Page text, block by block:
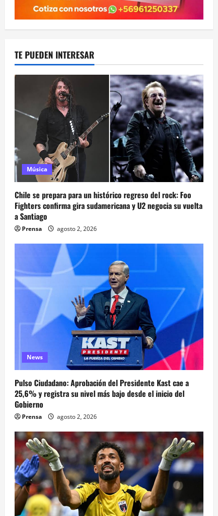
TE PUEDEN INTERESAR
Música
Chile se prepara para un histórico regreso del rock: Foo
Fighters confirma gira sudamericana y U2 negocia su vuelta
a Santiago
Prensa agosto 2, 2026
News
Pulso Ciudadano: Aprobación del Presidente Kast cae a
25,6% y registra su nivel más bajo desde el inicio del
Gobierno
Prensa agosto 2, 2026